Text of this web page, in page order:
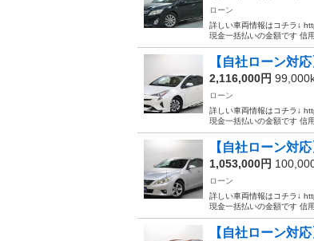
ローン
詳しい車両情報はコチラ↓
現金一括払いの金額です 信
【自社ローン
2,116,000円
ローン
詳しい車両情報はコチラ↓
現金一括払いの金額です 信
【自社ローン対
1,053,000円
ローン
詳しい車両情報はコチラ↓
現金一括払いの金額です 信
【自社ローン